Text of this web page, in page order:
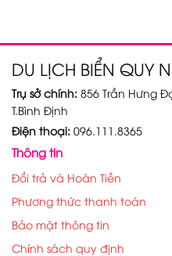
DU LỊCH BIỂN QUY
Trụ sở chính: 856 Trần Hưng
T.Bình Định
Điện thoại: 096.111.8365
Thông tin
Đổi trả và Hoàn Tiền
Phương thức thanh toán
Bảo mật thông tin
Chính sách quy định